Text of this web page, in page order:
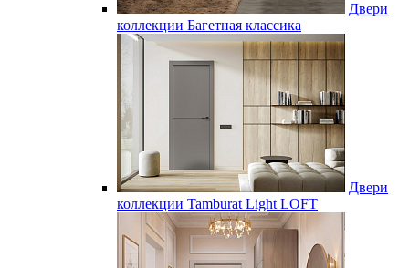
Двери
коллекции Багетная классика
Двери
коллекции Tamburat Light LOFT